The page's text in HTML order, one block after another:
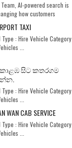
AI-powered search is
how customers
too... TAXI
Type : Hire Vehicle Category
...
සිට කතරගම
Type : Hire Vehicle Category
...
WAN CAB SERVICE
Type : Hire Vehicle Category
...